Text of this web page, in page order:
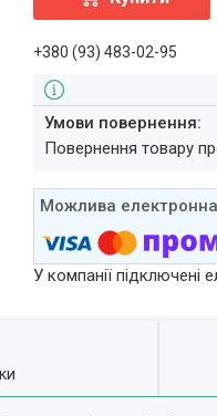
+380 (93) 483-02-95
повернення товару
У компанії підключені